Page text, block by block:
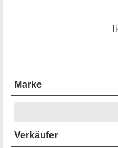
Marke
Verkäufer